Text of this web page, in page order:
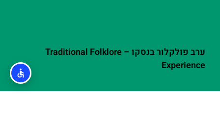
ערב פולקלור בנסקו – Traditional Folklore
Experience